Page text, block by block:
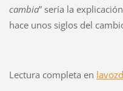
cambia” sería la
hace unos siglos del
Lectura completa en